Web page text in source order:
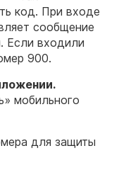
код. При входе
сообщение
Если входили
900.
мобильного
для защиты